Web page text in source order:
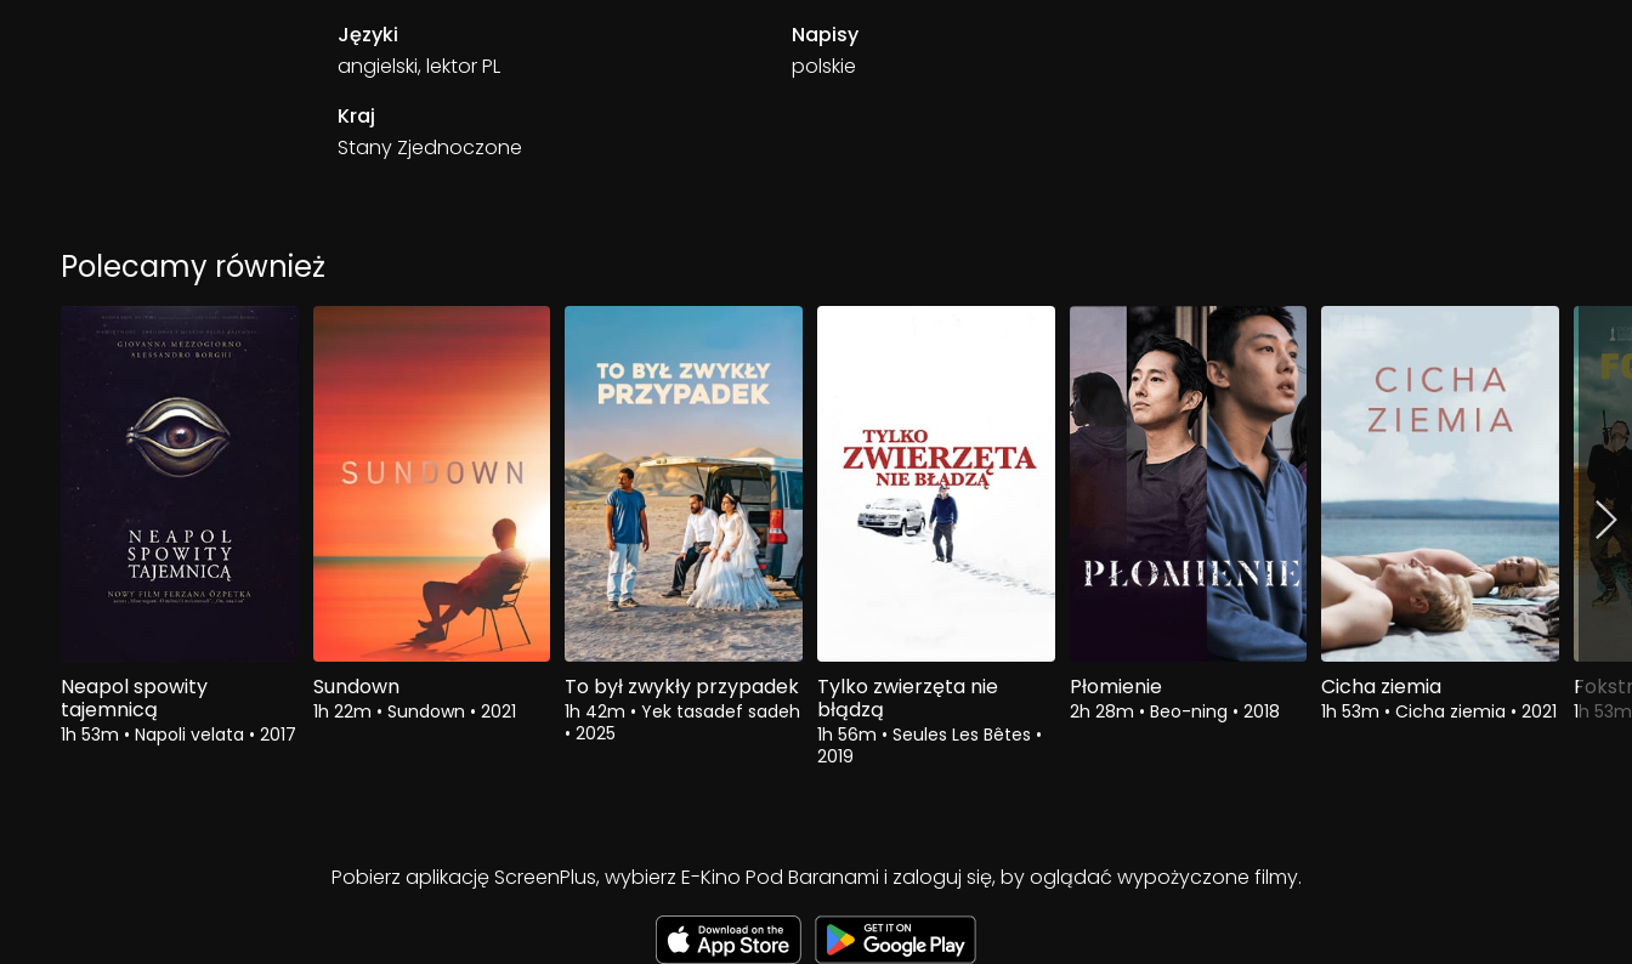
Języki
angielski, lektor PL
Napisy
polskie
Kraj
Stany Zjednoczone
Polecamy również
Neapol spowity
tajemnicą
1h 53m • Napoli velata • 2017
Sundown
1h 22m • Sundown • 2021
To był zwykły przypadek
1h 42m • Yek tasadef sadeh
• 2025
Tylko zwierzęta nie
błądzą
1h 56m • Seules Les Bêtes •
2019
Płomienie
2h 28m • Beo-ning • 2018
Cicha ziemia
1h 53m • Cicha ziemia • 2021 1h
Pobierz aplikację ScreenPlus, wybierz E-Kino Pod Baranami i zaloguj się, by oglądać wypożyczone filmy.